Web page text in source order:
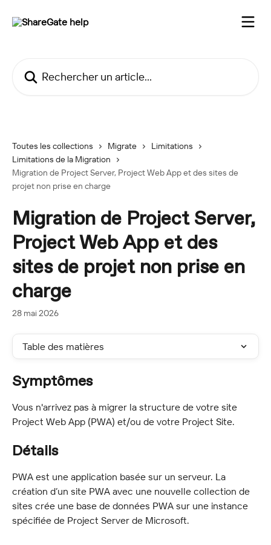
Toutes les collections Migrate
Limitations
Limitations de la Migration
Migration de Project Server, Project Web App et des sites de
projet non prise en charge
Migration de Project Server,
Project Web App et des
sites de projet non prise en
charge
28 mai 2026
Table des matières
Symptômes
Vous n'arrivez pas à migrer la structure de votre site
Project Web App (PWA) et/ou de votre Project Site.
Détails
PWA est une application basée sur un serveur. La
création d’un site PWA avec une nouvelle collection de
sites crée une base de données PWA sur une instance
spécifiée de Project Server de Microsoft.